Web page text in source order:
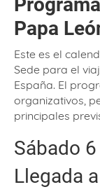
Papa
Este es el
Sede para el
España. El
organizativos,
principales
Sábado
Llegada